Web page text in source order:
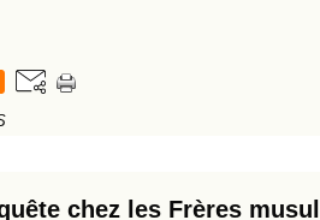
chez les Frères